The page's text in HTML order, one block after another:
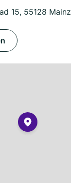
15, 55128 Mainz